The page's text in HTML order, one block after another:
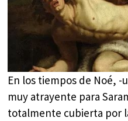
En los tiempos de Noé,
muy atrayente para
totalmente cubierta por